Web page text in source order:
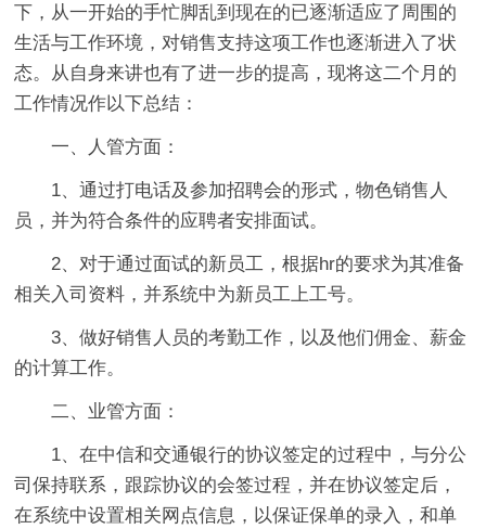
下，从一开始的手忙脚乱到现在的已逐渐适应了周围的
生活与工作环境，对销售支持这项工作也逐渐进入了状
态。从自身来讲也有了进一步的提高，现将这二个月的
工作情况作以下总结：
一、人管方面：
1、通过打电话及参加招聘会的形式，物色销售人
员，并为符合条件的应聘者安排面试。
2、对于通过面试的新员工，根据hr的要求为其准备
相关入司资料，并系统中为新员工上工号。
3、做好销售人员的考勤工作，以及他们佣金、薪金
的计算工作。
二、业管方面：
1、在中信和交通银行的协议签定的过程中，与分公
司保持联系，跟踪协议的会签过程，并在协议签定后，
在系统中设置相关网点信息，以保证保单的录入，和单